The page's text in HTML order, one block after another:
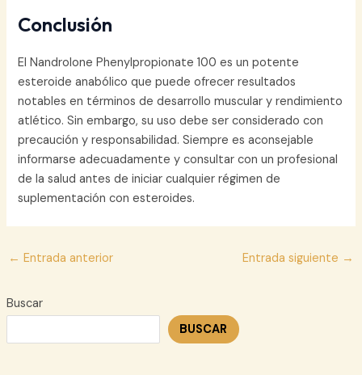
Buscar
BUSCAR
Conclusión
El Nandrolone Phenylpropionate 100 es un potente
esteroide anabólico que puede ofrecer resultados
notables en términos de desarrollo muscular y rendimiento
atlético. Sin embargo, su uso debe ser considerado con
precaución y responsabilidad. Siempre es aconsejable
informarse adecuadamente y consultar con un profesional
de la salud antes de iniciar cualquier régimen de
suplementación con esteroides.
Navegación
← Entrada anterior Entrada siguiente →